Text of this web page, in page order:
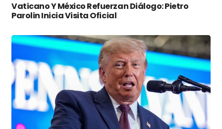
Vaticano Y México Refuerzan Diálogo: Pietro
Parolin Inicia Visita Oficial